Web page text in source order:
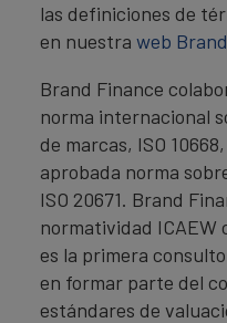
las definiciones de
en nuestra web
Brand Finance
norma internacional
de marcas, ISO
aprobada norma
ISO 20671. Brand
normatividad ICAEW
es la primera
en formar parte del
estándares de